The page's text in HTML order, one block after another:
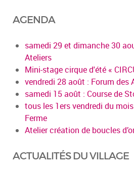
AGENDA
samedi 29 et dimanche 30
Ateliers
Mini-stage cirque d'été «
vendredi 28 août : Forum des
samedi 15 août : Course de
tous les 1ers vendredi du
Ferme
Atelier création de boucles
ACTUALITÉS DU VILLAGE